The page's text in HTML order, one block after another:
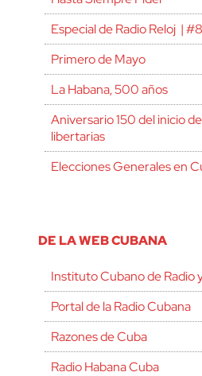
Especial de Radio Reloj |
Primero de Mayo
La Habana, 500 años
Aniversario 150 del inicio
libertarias
Elecciones Generales en
DE LA WEB CUBANA
Instituto Cubano de Radio
Portal de la Radio Cubana
Razones de Cuba
Radio Habana Cuba